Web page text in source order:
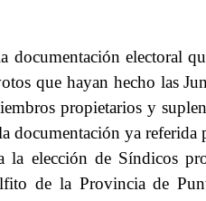
documentación electoral
que hayan hecho las
propietarios y
documentación ya
de Síndicos
de la Provincia de